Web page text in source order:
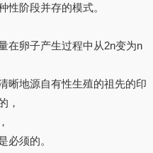
性阶段并存的模式。
在卵子产生过程中从2n变为n
晰地源自有性生殖的祖先的印
，
必须的。